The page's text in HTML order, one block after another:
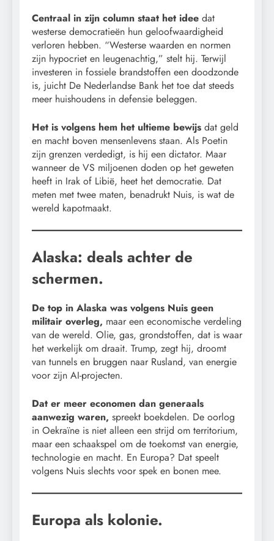
Centraal in zijn column staat het idee dat
westerse democratieën hun geloofwaardigheid
verloren hebben. “Westerse waarden en normen
zijn hypocriet en leugenachtig,” stelt hij. Terwijl
investeren in fossiele brandstoffen een doodzonde
is, juicht De Nederlandse Bank het toe dat steeds
meer huishoudens in defensie beleggen.
Het is volgens hem het ultieme bewijs dat geld
en macht boven mensenlevens staan. Als Poetin
zijn grenzen verdedigt, is hij een dictator. Maar
wanneer de VS miljoenen doden op het geweten
heeft in Irak of Libië, heet het democratie. Dat
meten met twee maten, benadrukt Nuis, is wat de
wereld kapotmaakt.
Alaska: deals achter de
schermen.
De top in Alaska was volgens Nuis geen
militair overleg, maar een economische verdeling
van de wereld. Olie, gas, grondstoffen, dat is waar
het werkelijk om draait. Trump, zegt hij, droomt
van tunnels en bruggen naar Rusland, van energie
voor zijn AI-projecten.
Dat er meer economen dan generaals
aanwezig waren, spreekt boekdelen. De oorlog
in Oekraïne is niet alleen een strijd om territorium,
maar een schaakspel om de toekomst van energie,
technologie en macht. En Europa? Dat speelt
volgens Nuis slechts voor spek en bonen mee.
Europa als kolonie.